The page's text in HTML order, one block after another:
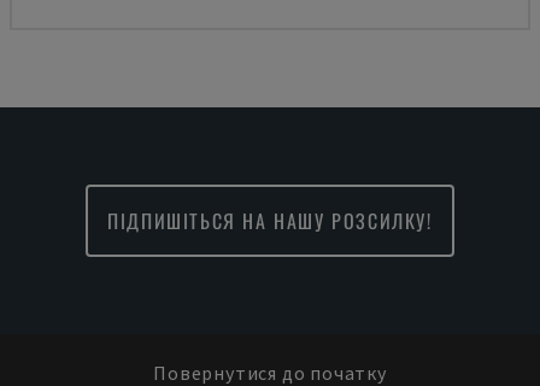
ПІДПИШІТЬСЯ НА НАШУ РОЗСИЛКУ!
Повернутися до початку